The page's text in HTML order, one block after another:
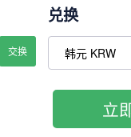
交换
兑换
立